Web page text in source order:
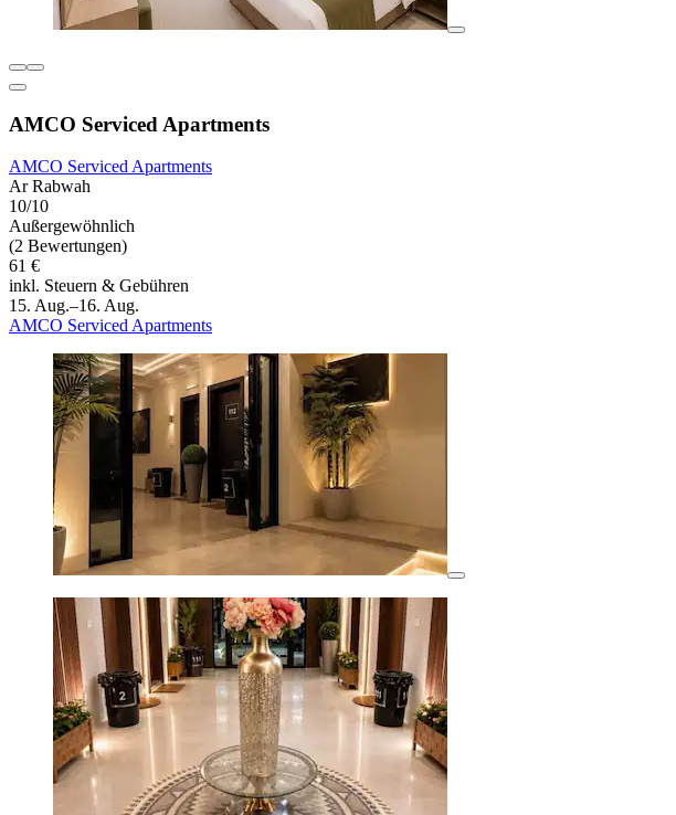
AMCO Serviced Apartments
AMCO Serviced Apartments
Ar Rabwah
10/10
Außergewöhnlich
(2 Bewertungen)
61 €
inkl. Steuern & Gebühren
15. Aug.–16. Aug.
AMCO Serviced Apartments